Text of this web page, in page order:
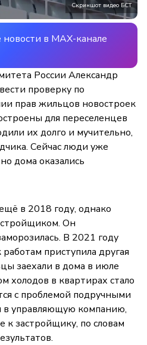
Скриншот видео БСТ
в MAX-канале
России Александр
проверку по
прав жильцов новостроек
для переселенцев
их долго и мучительно,
Сейчас люди уже
дома оказались
в 2018 году, однако
Он
В 2021 году
приступила другая
заехали в дома в июле
холодов в квартирах стало
с проблемой подручными
в управляющую компанию,
застройщику, по словам